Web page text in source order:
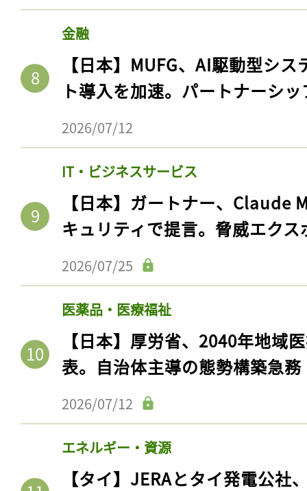
金融
【日本】MUFG、AI駆動型シ
ト導入を加速。パートナーシ
2026/07/12
IT・ビジネスサービス
【日本】ガートナー、Claude
キュリティで提言。脅威エク
2026/07/25
医薬品・医療福祉
【日本】厚労省、2040年地域
表。自治体主導の態勢構築急務
2026/07/12
エネルギー・資源
【タイ】JERAとタイ発電公社
ログイン
会員登録